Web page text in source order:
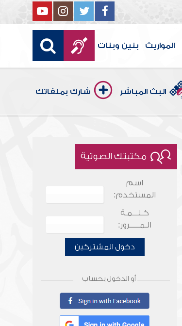
المواريث بنين وبنات
البث المباشر شارك بملفاتك
مكتبتك الصوتية
اسم
المستخدم:
كـلـــمـة
الـمـــــرور:
دخول المشتركين
أو الدخول بحساب